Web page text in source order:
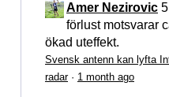
Amer Nezirovic
förlust motsvarar
ökad uteffekt.
Svensk antenn kan lyfta
radar· 1 month ago